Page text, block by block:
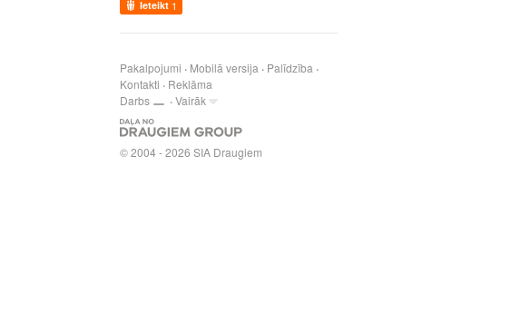
Ieteikt 1
Pakalpojumi Mobilā versija
Palīdzība
Kontakti
Reklāma
Darbs
Vairāk
© 2004 - 2026 SIA Draugiem